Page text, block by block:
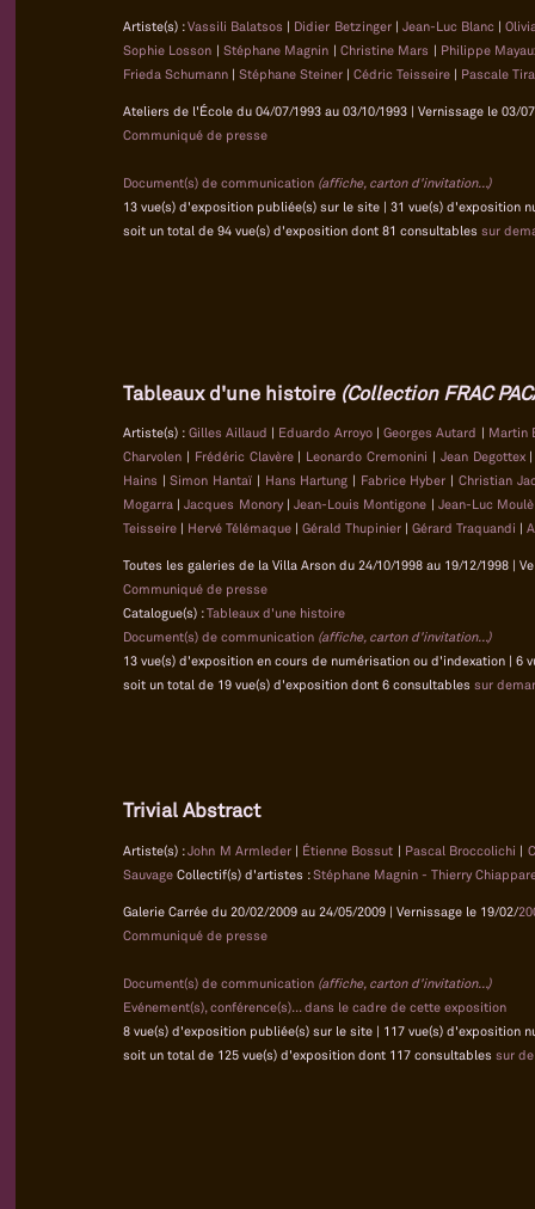
Artiste(s) :Vassili Balatsos | Didier Betzinger | Jean-Luc Blanc |
Sophie Losson | Stéphane Magnin | Christine Mars | Philippe
Frieda Schumann | Stéphane Steiner | Cédric Teisseire | Pascale
Ateliers de l'École du 04/07/1993 au 03/10/1993 | Vernissage le 03/
Communiqué de presse
Document(s) de communication (affiche, carton d'invitation...)
13 vue(s) d'exposition publiée(s) sur le site | 31 vue(s) d'exposition
soit un total de 94 vue(s) d'exposition dont 81 consultables sur
Tableaux d'une histoire (Collection FRAC
Artiste(s) : Gilles Aillaud | Eduardo Arroyo |Georges Autard | Martin
Charvolen | Frédéric Clavère | Leonardo Cremonini | Jean Degottex
Hains |Simon Hantaï | Hans Hartung | Fabrice Hyber | Christian
Mogarra |Jacques Monory |Jean-Louis Montigone | Jean-Luc
Teisseire | Hervé Télémaque | Gérald Thupinier | Gérard Traquandi |
Toutes les galeries de la Villa Arson du 24/10/1998 au 19/12/1998 |
Communiqué de presse
Catalogue(s) :Tableaux d'une histoire
Document(s) de communication (affiche, carton d'invitation...)
13 vue(s) d'exposition en cours de numérisation ou d'indexation | 6
soit un total de 19 vue(s) d'exposition dont 6 consultables sur
Trivial Abstract
Artiste(s) :John M Armleder | Étienne Bossut | Pascal Broccolichi |
Sauvage Collectif(s) d'artistes :Stéphane Magnin - Thierry
Galerie Carrée du 20/02/2009 au 24/05/2009 | Vernissage le 19/02/
Communiqué de presse
Document(s) de communication (affiche, carton d'invitation...)
Evénement(s), conférence(s)... dans le cadre de cette exposition
8 vue(s) d'exposition publiée(s) sur le site | 117 vue(s) d'exposition
soit un total de 125 vue(s) d'exposition dont 117 consultables sur